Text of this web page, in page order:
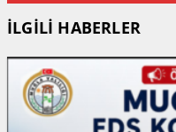
İLGİLİ HABERLER